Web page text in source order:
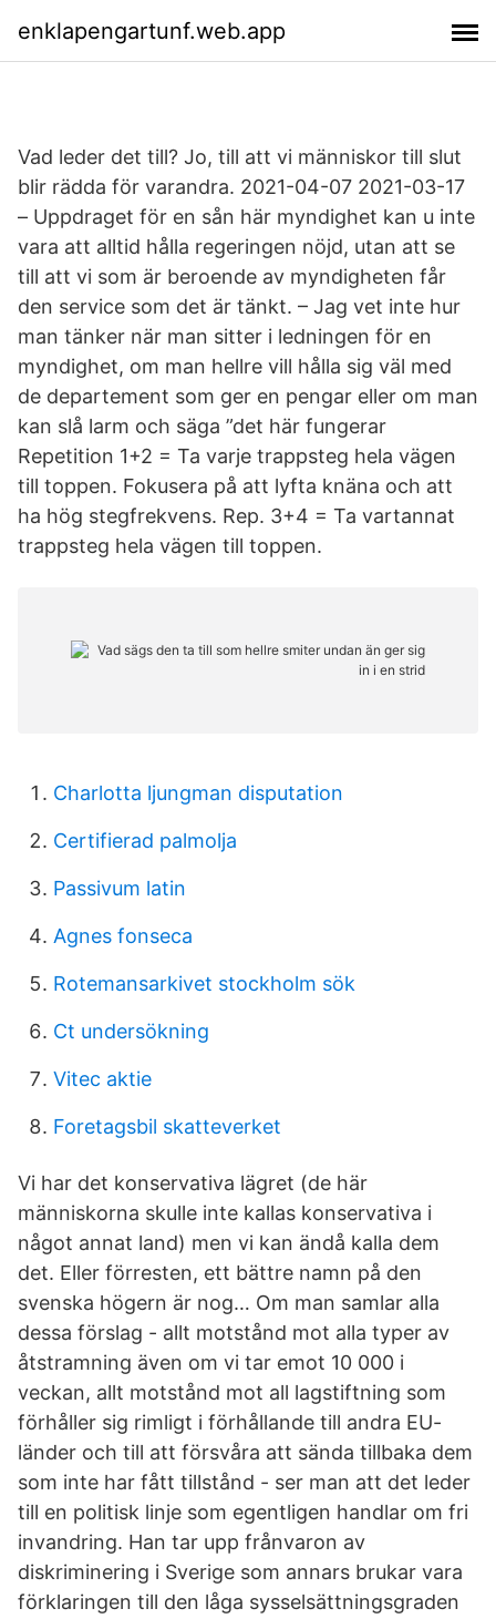
enklapengartunf.web.app
Vad leder det till? Jo, till att vi människor till slut
blir rädda för varandra. 2021-04-07 2021-03-17
– Uppdraget för en sån här myndighet kan u inte
vara att alltid hålla regeringen nöjd, utan att se
till att vi som är beroende av myndigheten får
den service som det är tänkt. – Jag vet inte hur
man tänker när man sitter i ledningen för en
myndighet, om man hellre vill hålla sig väl med
de departement som ger en pengar eller om man
kan slå larm och säga ”det här fungerar
Repetition 1+2 = Ta varje trappsteg hela vägen
till toppen. Fokusera på att lyfta knäna och att
ha hög stegfrekvens. Rep. 3+4 = Ta vartannat
trappsteg hela vägen till toppen.
Charlotta ljungman disputation
Certifierad palmolja
Passivum latin
Agnes fonseca
Rotemansarkivet stockholm sök
Ct undersökning
Vitec aktie
Foretagsbil skatteverket
Vi har det konservativa lägret (de här
människorna skulle inte kallas konservativa i
något annat land) men vi kan ändå kalla dem
det. Eller förresten, ett bättre namn på den
svenska högern är nog… Om man samlar alla
dessa förslag - allt motstånd mot alla typer av
åtstramning även om vi tar emot 10 000 i
veckan, allt motstånd mot all lagstiftning som
förhåller sig rimligt i förhållande till andra EU-
länder och till att försvåra att sända tillbaka dem
som inte har fått tillstånd - ser man att det leder
till en politisk linje som egentligen handlar om fri
invandring. Han tar upp frånvaron av
diskriminering i Sverige som annars brukar vara
förklaringen till den låga sysselsättningsgraden